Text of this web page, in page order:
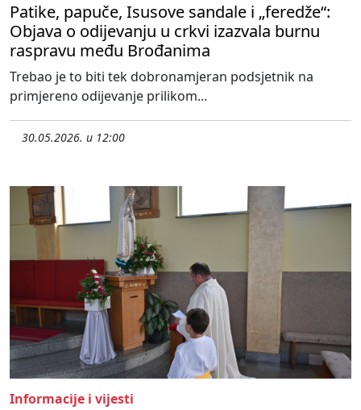
Patike, papuče, Isusove sandale i „feredže“:
Objava o odijevanju u crkvi izazvala burnu
raspravu među Brođanima
Trebao je to biti tek dobronamjeran podsjetnik na
primjereno odijevanje prilikom...
30.05.2026. u 12:00
Informacije i vijesti